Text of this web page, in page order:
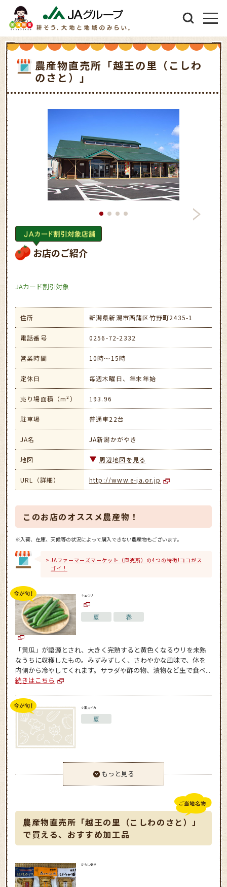
農産物直売所「越王の里（こしわ
のさと）」
お店のご紹介
JAカード割引対象
住所 新潟県新潟市西蒲区竹野町2435-1
電話番号 0256-72-2332
営業時間 10時～15時
定休日 毎週木曜日、年末年始
売り場面積（m²） 193.96
駐車場 普通車22台
JA名 JA新潟かがやき
地図 周辺地図を見る
URL（詳細） http://www.e-ja.or.jp
このお店のオススメ農産物！
※入荷、在庫、天候等の状況によって購入できない農産物もございます。
JAファーマーズマーケット（直売所）の4つの特徴!ココがス
ゴイ！
キュウリ
夏 春
「黄瓜」が語源とされ、大きく完熟すると黄色くなるウリを未熟
なうちに収穫したもの。みずみずしく、さわやかな風味で、体を
内側から冷やしてくれます。サラダや酢の物、漬物など生で食べ...
続きはこちら
小玉スイカ
夏
もっと見る
農産物直売所「越王の里（こしわのさと）」
で買える、おすすめ加工品
からし巻き